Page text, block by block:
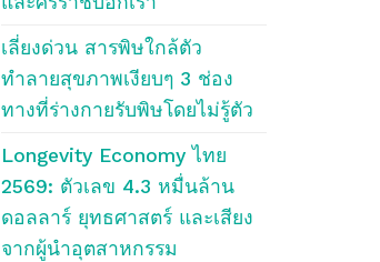
เลี่ยงด่วน สารพิษใกล้ตัว
ทำลายสุขภาพเงียบๆ 3 ช่อง
ทางที่ร่างกายรับพิษโดยไม่รู้ตัว
Longevity Economy ไทย
2569: ตัวเลข 4.3 หมื่นล้าน
ดอลลาร์ ยุทธศาสตร์ และเสียง
จากผู้นำอุตสาหกรรม